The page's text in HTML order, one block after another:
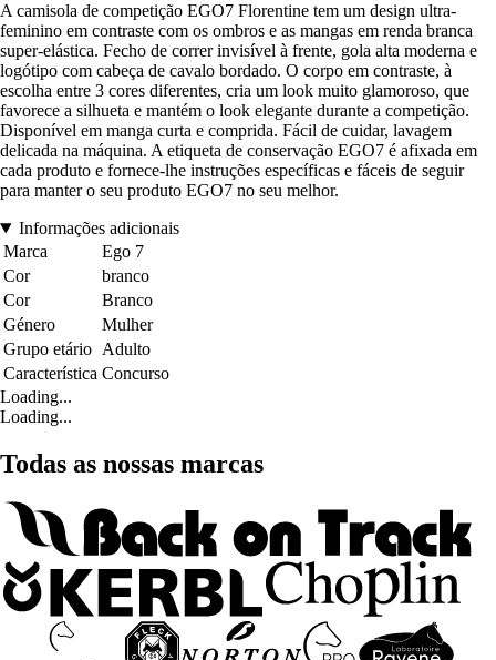
A camisola de competição EGO7 Florentine tem um design ultra-
feminino em contraste com os ombros e as mangas em renda branca
super-elástica. Fecho de correr invisível à frente, gola alta moderna e
logótipo com cabeça de cavalo bordado. O corpo em contraste, à
escolha entre 3 cores diferentes, cria um look muito glamoroso, que
favorece a silhueta e mantém o look elegante durante a competição.
Disponível em manga curta e comprida. Fácil de cuidar, lavagem
delicada na máquina. A etiqueta de conservação EGO7 é afixada em
cada produto e fornece-lhe instruções específicas e fáceis de seguir
para manter o seu produto EGO7 no seu melhor.
Informações adicionais
Marca
Ego 7
Cor
branco
Cor
Branco
Género
Mulher
Grupo etário Adulto
Característica Concurso
Loading...
Loading...
Todas as nossas marcas